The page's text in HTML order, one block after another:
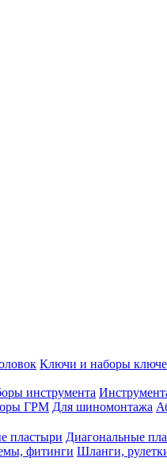
Ключи и наборы
инструмента
ГРМ Для шиномонтажа
пластыри Диагональные
фитинги Шланги,